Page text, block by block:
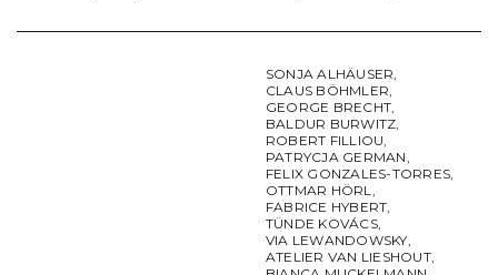
SONJA ALHÄUSER,
CLAUS BÖHMLER,
GEORGE BRECHT,
BALDUR BURWITZ,
ROBERT FILLIOU,
PATRYCJA GERMAN,
FELIX GONZALES-TORRES,
OTTMAR HÖRL,
FABRICE HYBERT,
TÜNDE KOVÁCS,
VIA LEWANDOWSKY,
ATELIER VAN LIESHOUT,